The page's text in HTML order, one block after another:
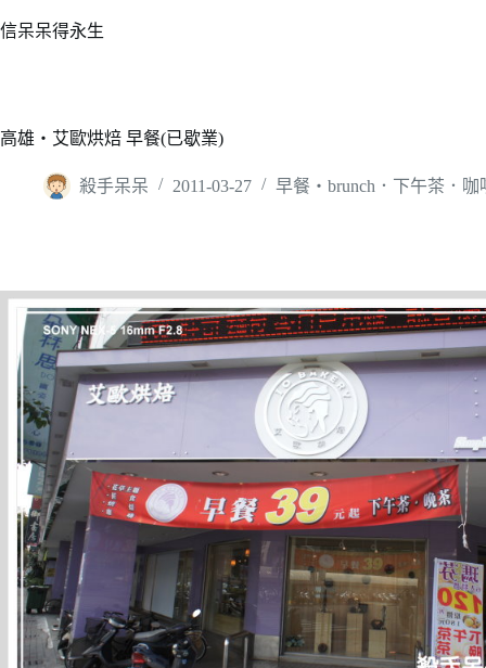
至
容
信呆呆得永生
高雄‧艾歐烘焙 早餐(已歇業)
殺手呆呆 2011-03-27 早餐‧brunch．下午茶．咖